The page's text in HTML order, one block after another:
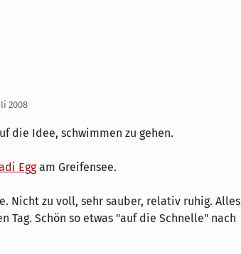
2008
die Idee, schwimmen zu gehen.
Eggam Greifensee.
Nicht zu voll, sehr sauber, relativ ruhig. Alles
Tag. Schön so etwas "auf die Schnelle" nach